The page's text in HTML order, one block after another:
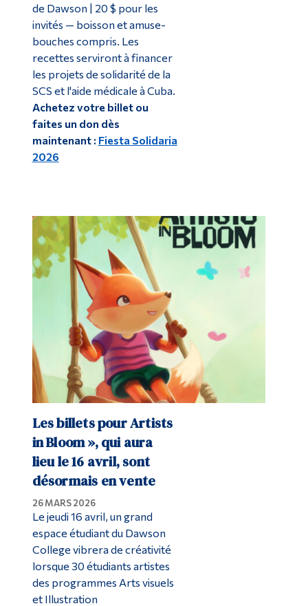
de Dawson | 20 $ pour les
invités — boisson et amuse-
bouches compris. Les
recettes serviront à financer
les projets de solidarité de la
SCS et l'aide médicale à Cuba.
Achetez votre billet ou
faites un don dès
maintenant : Fiesta Solidaria
2026
Les billets pour Artists
in Bloom », qui aura
lieu le 16 avril, sont
désormais en vente
26 MARS 2026
Le jeudi 16 avril, un grand
espace étudiant du Dawson
College vibrera de créativité
lorsque 30 étudiants artistes
des programmes Arts visuels
et Illustration